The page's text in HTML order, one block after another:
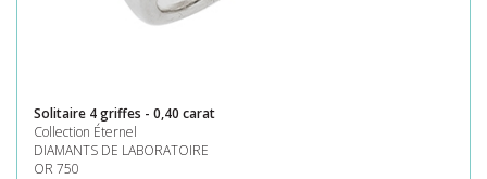
Solitaire 4 griffes - 0,40 carat
Collection Éternel
DIAMANTS DE LABORATOIRE
OR 750